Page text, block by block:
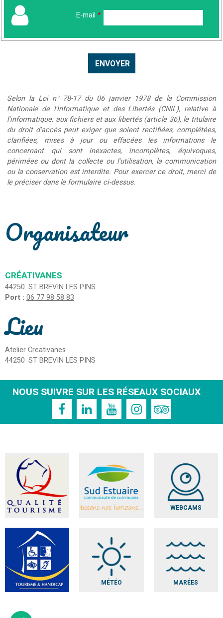
E-mail *
Selon la Loi n° 78-17 du 06 janvier 1978 de la Commission
Nationale de l'Informatique et des Libertés (CNIL), relative à
l'informatique, aux fichiers et aux libertés (article 36), le titulaire
du droit d'accès peut exiger que soient rectifiées, complétées,
clarifiées, mises à jour ou effacées les informations le
concernant qui sont inexactes, incomplètes, équivoques,
périmées ou dont la collecte ou l'utilisation, la communication
ou la conservation est interdite. Pour exercer ce droit, merci de
le préciser dans le formulaire ci-dessus.
Organisateur
CRÉATIVANES
44250 ST BREVIN LES PINS
Port : 06 77 98 58 83
Lieu
Atelier Creativanes
44250 ST BREVIN LES PINS
NOUS SUIVRE SUR LES RÉSEAUX SOCIAUX
WEBCAMS
MÉTÉO MARÉES